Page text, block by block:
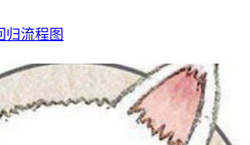
归流程图